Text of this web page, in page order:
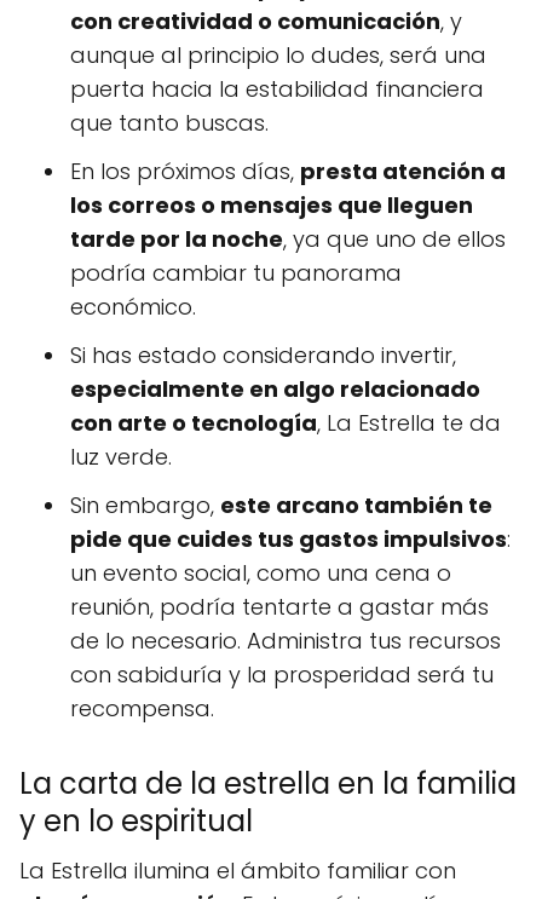
con creatividad o comunicación, y
aunque al principio lo dudes, será una
puerta hacia la estabilidad financiera
que tanto buscas.
En los próximos días, presta atención a
los correos o mensajes que lleguen
tarde por la noche, ya que uno de ellos
podría cambiar tu panorama
económico.
Si has estado considerando invertir,
especialmente en algo relacionado
con arte o tecnología, La Estrella te da
luz verde.
Sin embargo, este arcano también te
pide que cuides tus gastos impulsivos:
un evento social, como una cena o
reunión, podría tentarte a gastar más
de lo necesario. Administra tus recursos
con sabiduría y la prosperidad será tu
recompensa.
La carta de la estrella en la familia
y en lo espiritual
La Estrella ilumina el ámbito familiar con